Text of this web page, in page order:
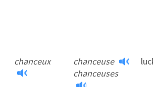
chanceux
chanceuse
chanceuses